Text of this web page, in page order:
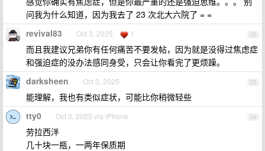
问我为什么知道，因为我去了 23 次北大六院了 = =
22
revival83 Oct 3, 2025 1
而且我建议兄弟你有任何痛苦不要发帖，因为就是没得过焦虑症
和强迫症的没办法感同身受，只会让你看完了更烦躁。
23
darksheen Oct 3, 2025
能理解，我也有类似症状，可能比你稍微轻些
24
tty0 Oct 3, 2025 via iPhone
劳拉西泮
几十块一瓶，一两年保质期